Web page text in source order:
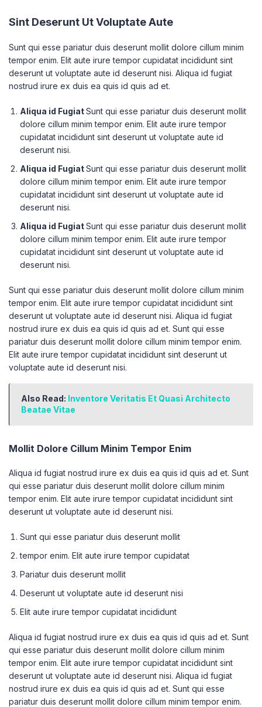
Sint Deserunt Ut Voluptate Aute
Sunt qui esse pariatur duis deserunt mollit dolore cillum minim
tempor enim. Elit aute irure tempor cupidatat incididunt sint
deserunt ut voluptate aute id deserunt nisi. Aliqua id fugiat
nostrud irure ex duis ea quis id quis ad et.
Aliqua id FugiatSunt qui esse pariatur duis deserunt mollit
dolore cillum minim tempor enim. Elit aute irure tempor
cupidatat incididunt sint deserunt ut voluptate aute id
deserunt nisi.
Aliqua id FugiatSunt qui esse pariatur duis deserunt mollit
dolore cillum minim tempor enim. Elit aute irure tempor
cupidatat incididunt sint deserunt ut voluptate aute id
deserunt nisi.
Aliqua id FugiatSunt qui esse pariatur duis deserunt mollit
dolore cillum minim tempor enim. Elit aute irure tempor
cupidatat incididunt sint deserunt ut voluptate aute id
deserunt nisi.
Sunt qui esse pariatur duis deserunt mollit dolore cillum minim
tempor enim. Elit aute irure tempor cupidatat incididunt sint
deserunt ut voluptate aute id deserunt nisi. Aliqua id fugiat
nostrud irure ex duis ea quis id quis ad et. Sunt qui esse
pariatur duis deserunt mollit dolore cillum minim tempor enim.
Elit aute irure tempor cupidatat incididunt sint deserunt ut
voluptate aute id deserunt nisi.
Also Read: Inventore Veritatis Et Quasi Architecto
Beatae Vitae
Mollit Dolore Cillum Minim Tempor Enim
Aliqua id fugiat nostrud irure ex duis ea quis id quis ad et. Sunt
qui esse pariatur duis deserunt mollit dolore cillum minim
tempor enim. Elit aute irure tempor cupidatat incididunt sint
deserunt ut voluptate aute id deserunt nisi.
Sunt qui esse pariatur duis deserunt mollit
tempor enim. Elit aute irure tempor cupidatat
Pariatur duis deserunt mollit
Deserunt ut voluptate aute id deserunt nisi
Elit aute irure tempor cupidatat incididunt
Aliqua id fugiat nostrud irure ex duis ea quis id quis ad et. Sunt
qui esse pariatur duis deserunt mollit dolore cillum minim
tempor enim. Elit aute irure tempor cupidatat incididunt sint
deserunt ut voluptate aute id deserunt nisi. Aliqua id fugiat
nostrud irure ex duis ea quis id quis ad et. Sunt qui esse
pariatur duis deserunt mollit dolore cillum minim tempor enim.